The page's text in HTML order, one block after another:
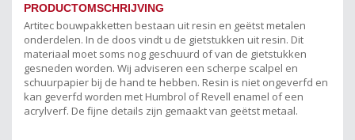
PRODUCTOMSCHRIJVING
Artitec bouwpakketten bestaan uit resin en geëtst metalen
onderdelen. In de doos vindt u de gietstukken uit resin. Dit
materiaal moet soms nog geschuurd of van de gietstukken
gesneden worden. Wij adviseren een scherpe scalpel en
schuurpapier bij de hand te hebben. Resin is niet ongeverfd en
kan geverfd worden met Humbrol of Revell enamel of een
acrylverf. De fijne details zijn gemaakt van geëtst metaal.